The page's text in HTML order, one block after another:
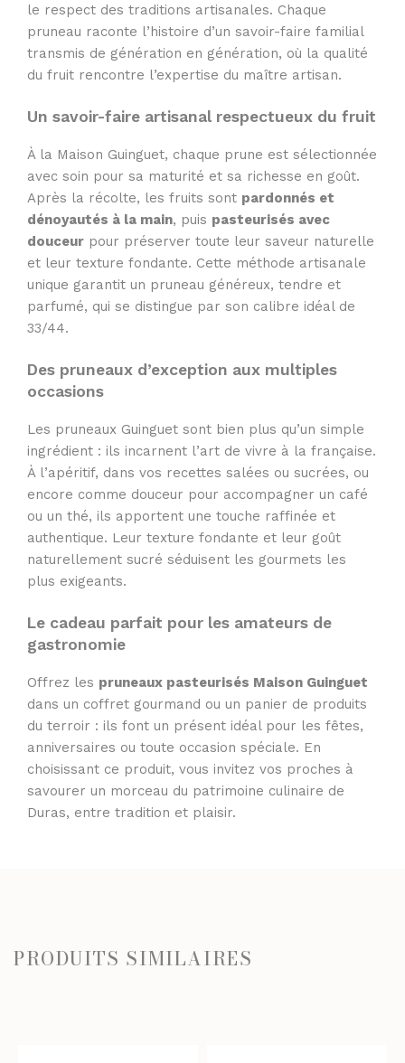
le respect des traditions artisanales. Chaque
pruneau raconte l’histoire d’un savoir-faire familial
transmis de génération en génération, où la qualité
du fruit rencontre l’expertise du maître artisan.
Un savoir-faire artisanal respectueux du fruit
À la Maison Guinguet, chaque prune est sélectionnée
avec soin pour sa maturité et sa richesse en goût.
Après la récolte, les fruits sont pardonnés et
dénoyautés à la main, puis pasteurisés avec
douceur pour préserver toute leur saveur naturelle
et leur texture fondante. Cette méthode artisanale
unique garantit un pruneau généreux, tendre et
parfumé, qui se distingue par son calibre idéal de
33/44.
Des pruneaux d’exception aux multiples
occasions
Les pruneaux Guinguet sont bien plus qu’un simple
ingrédient : ils incarnent l’art de vivre à la française.
À l’apéritif, dans vos recettes salées ou sucrées, ou
encore comme douceur pour accompagner un café
ou un thé, ils apportent une touche raffinée et
authentique. Leur texture fondante et leur goût
naturellement sucré séduisent les gourmets les
plus exigeants.
Le cadeau parfait pour les amateurs de
gastronomie
Offrez les pruneaux pasteurisés Maison Guinguet
dans un coffret gourmand ou un panier de produits
du terroir : ils font un présent idéal pour les fêtes,
anniversaires ou toute occasion spéciale. En
choisissant ce produit, vous invitez vos proches à
savourer un morceau du patrimoine culinaire de
Duras, entre tradition et plaisir.
PRODUITS SIMILAIRES